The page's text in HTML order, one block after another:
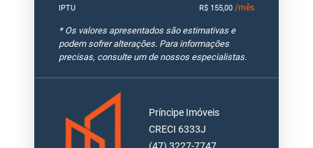
IPTU R$ 155,00 /mês
* Os valores apresentados são estimativas e
podem sofrer alterações. Para informações
precisas, consulte um de nossos especialistas.
Príncipe Imóveis
CRECI 6333J